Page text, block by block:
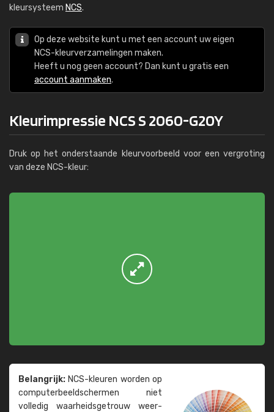
kleursysteem NCS.
Op deze website kunt u met een account uw eigen
NCS-kleurverzamelingen maken.
Heeft u nog geen account? Dan kunt u gratis een
account aanmaken.
Kleurimpressie NCS S 2060-G20Y
Druk op het onderstaande kleurvoorbeeld voor een vergroting
van deze NCS-kleur:
Belangrijk: NCS-kleuren worden op
computer­beeld­schermen niet
volledig waarheids­­getrouw weer­